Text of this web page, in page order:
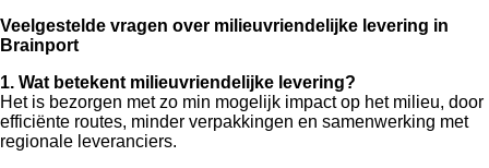
Veelgestelde vragen over milieuvriendelijke levering in
Brainport
1. Wat betekent milieuvriendelijke levering?
Het is bezorgen met zo min mogelijk impact op het milieu, door
efficiënte routes, minder verpakkingen en samenwerking met
regionale leveranciers.